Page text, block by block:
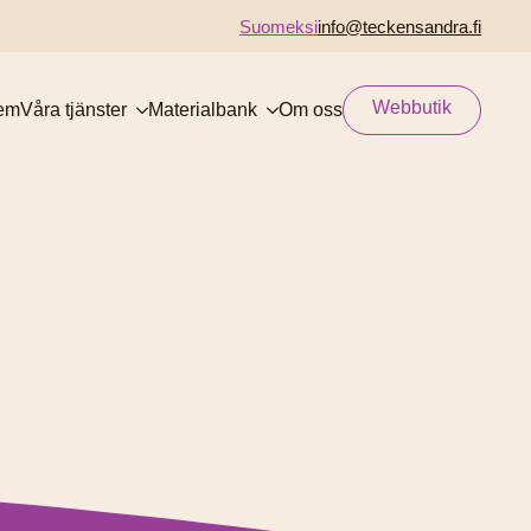
Suomeksiinfo@teckensandra.fi
Våra tjänster Materialbank Om oss Webbutik